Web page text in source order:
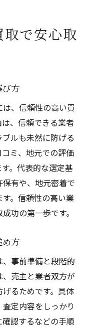
で安心取
び方
、信頼性の高い買
、信頼できる業者
ルも未然に防げる
ミ、地元での評価
。代表的な選定基
有や、地元密着で
。信頼性の高い業
功の第一歩です。
め方
事前準備と段階的
売主と業者双方が
るためです。具体
定内容をしっかり
認するなどの手順